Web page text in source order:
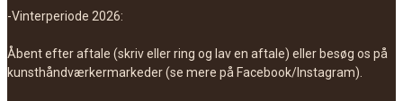
-Vinterperiode 2026:
Åbent efter aftale (skriv eller ring og lav en aftale) eller besøg os på
kunsthåndværkermarkeder (se mere på Facebook/Instagram).